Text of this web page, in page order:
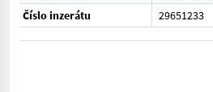
Číslo inzerátu
29651233